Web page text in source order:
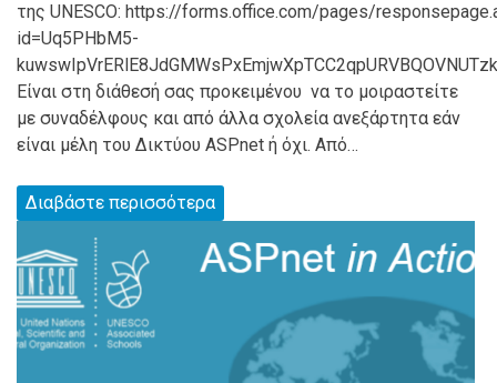
της UNESCO: https://forms.office.com/pages/
id=Uq5PHbM5-
Είναι στη διάθεσή σας προκειμένου να το μοιραστείτε
με συναδέλφους και από άλλα σχολεία ανεξάρτητα εάν
είναι μέλη του Δικτύου ASPnet ή όχι. Από…
Διαβάστε περισσότερα